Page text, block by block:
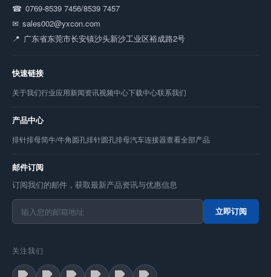
0769-8539 7456/8539 7457
sales002@yxcon.com
广东省东莞市长安镇沙头新沙工业区裕成路2号
快速链接
关于我们行业应用新闻资讯视频中心下载中心联系我们
产品中心
排针排母简牛/牛角圆孔排针圆孔排母汽车连接器查看全部产品
邮件订阅
订阅我们的邮件，获取最新产品资讯与优惠信息
立即订阅
关注我们